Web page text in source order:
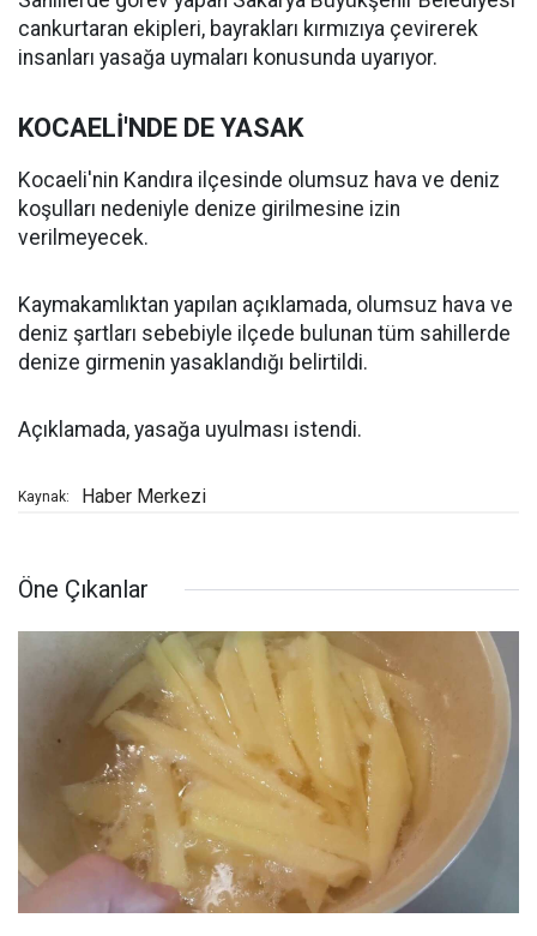
cankurtaran ekipleri, bayrakları kırmızıya çevirerek
insanları yasağa uymaları konusunda uyarıyor.
KOCAELİ'NDE DE YASAK
Kocaeli'nin Kandıra ilçesinde olumsuz hava ve deniz
koşulları nedeniyle denize girilmesine izin
verilmeyecek.
Kaymakamlıktan yapılan açıklamada, olumsuz hava ve
deniz şartları sebebiyle ilçede bulunan tüm sahillerde
denize girmenin yasaklandığı belirtildi.
Açıklamada, yasağa uyulması istendi.
Kaynak: Haber Merkezi
Öne Çıkanlar